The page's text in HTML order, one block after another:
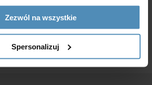
Zezwól na wszystkie
Spersonalizuj
Wróć do bloga